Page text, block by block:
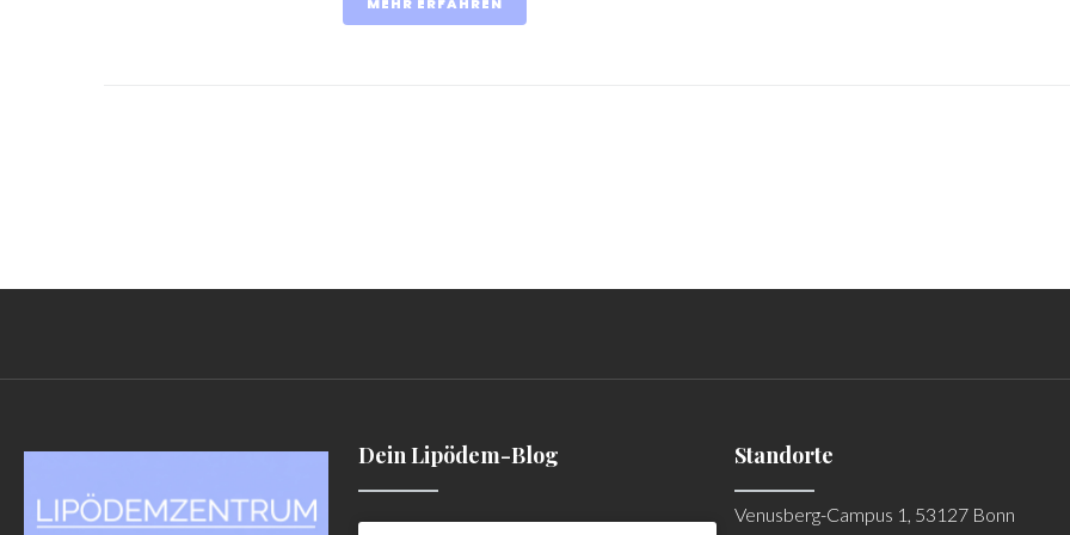
Dein Lipödem-Blog Standorte
Venusberg-Campus 1, 53127 Bonn